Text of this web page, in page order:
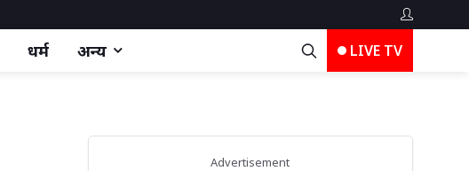
धर्म अन्य LIVE TV
Advertisement